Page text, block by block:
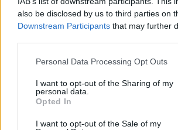
also be disclosed by us to third parties on
Downstream Participants that may further
Personal Data Processing Opt Outs
I want to opt-out of the Sharing of my
personal data.
Opted In
I want to opt-out of the Sale of my
AI vezérelte robot segíthet
áttétek forrását - Magyar